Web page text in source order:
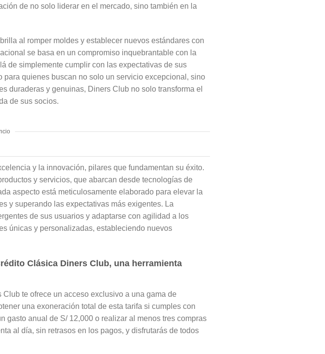
de no solo liderar en el mercado, sino también en la
al romper moldes y establecer nuevos estándares con
se basa en un compromiso inquebrantable con la
de simplemente cumplir con las expectativas de sus
quienes buscan no solo un servicio excepcional, sino
duraderas y genuinas, Diners Club no solo transforma el
de sus socios.
y la innovación, pilares que fundamentan su éxito.
y servicios, que abarcan desde tecnologías de
aspecto está meticulosamente elaborado para elevar la
y superando las expectativas más exigentes. La
de sus usuarios y adaptarse con agilidad a los
únicas y personalizadas, estableciendo nuevos
Clásica Diners Club, una herramienta
te ofrece un acceso exclusivo a una gama de
una exoneración total de esta tarifa si cumples con
gasto anual de S/ 12,000 o realizar al menos tres compras
al día, sin retrasos en los pagos, y disfrutarás de todos